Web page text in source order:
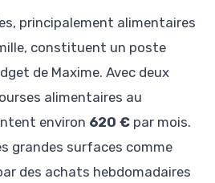
principalement alimentaires
constituent un poste
de Maxime. Avec deux
alimentaires au
environ 620 € par mois.
grandes surfaces comme
des achats hebdomadaires